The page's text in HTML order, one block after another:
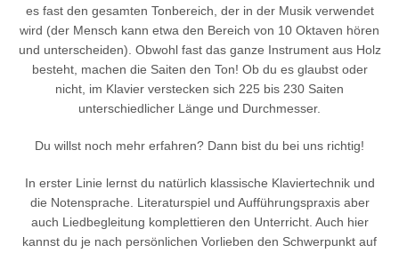
es fast den gesamten Tonbereich, der in der Musik verwendet
wird (der Mensch kann etwa den Bereich von 10 Oktaven hören
und unterscheiden). Obwohl fast das ganze Instrument aus Holz
besteht, machen die Saiten den Ton! Ob du es glaubst oder
nicht, im Klavier verstecken sich 225 bis 230 Saiten
unterschiedlicher Länge und Durchmesser.
Du willst noch mehr erfahren? Dann bist du bei uns richtig!
In erster Linie lernst du natürlich klassische Klaviertechnik und
die Notensprache. Literaturspiel und Aufführungspraxis aber
auch Liedbegleitung komplettieren den Unterricht. Auch hier
kannst du je nach persönlichen Vorlieben den Schwerpunkt auf